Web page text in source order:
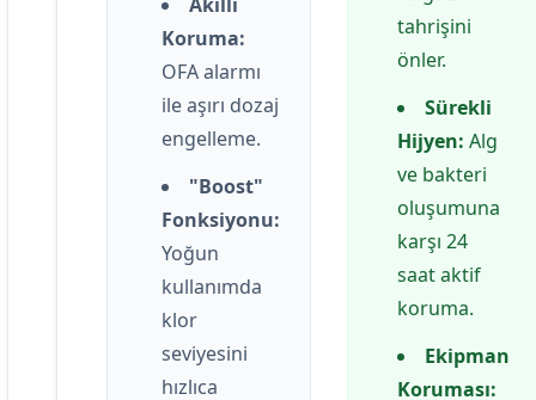
Koruma:
OFA alarmı
ile aşırı dozaj
engelleme.
"Boost"
Fonksiyonu:
Yoğun
kullanımda
klor
seviyesini
hızlıca
tahrişini
önler.
Sürekli
Hijyen: Alg
ve bakteri
oluşumuna
karşı 24
saat aktif
koruma.
Ekipman
Koruması: